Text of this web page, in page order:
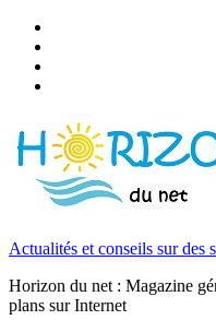
Actualités et conseils sur des
Horizon du net : Magazine
plans sur Internet